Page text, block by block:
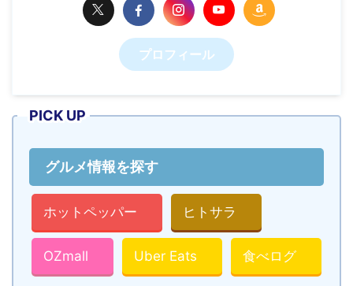
プロフィール
PICK UP
グルメ情報を探す
ホットペッパー ヒトサラ
OZmall Uber Eats 食べログ